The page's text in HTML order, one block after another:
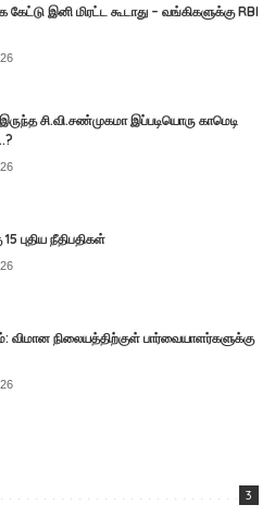
இனி மிரட்ட கூடாது – வங்கிகளுக்கு RBI
சி.வி.சண்முகமா இப்படியொரு காமெடி
புதிய நீதிபதிகள்
விமான நிலையத்திற்குள் பார்வையாளர்களுக்கு
3